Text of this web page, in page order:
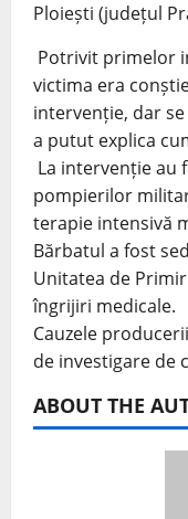
Ploiești (județul
Potrivit primelor
victima era
intervenție, dar
a putut explica
La intervenție au
pompierilor
terapie intensivă
Bărbatul a fost
Unitatea de
îngrijiri medicale.
Cauzele
de investigare de
ABOUT THE